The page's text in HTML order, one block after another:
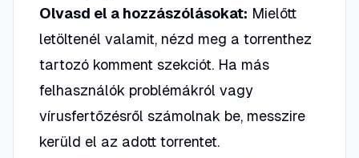
Olvasd el a hozzászólásokat: Mielőtt
letöltenél valamit, nézd meg a torrenthez
tartozó komment szekciót. Ha más
felhasználók problémákról vagy
vírusfertőzésről számolnak be, messzire
kerüld el az adott torrentet.